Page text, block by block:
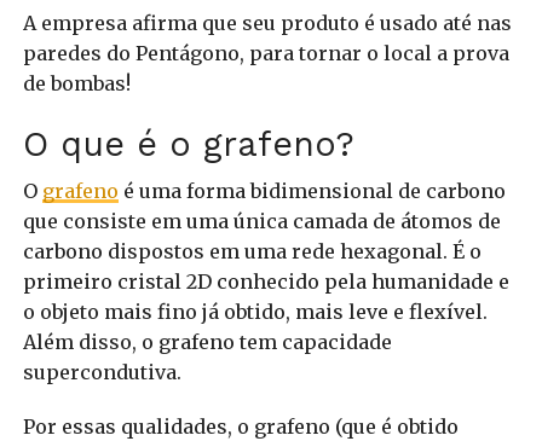
A empresa afirma que seu produto é usado até nas
paredes do Pentágono, para tornar o local a prova
de bombas!
O que é o grafeno?
O grafeno é uma forma bidimensional de carbono
que consiste em uma única camada de átomos de
carbono dispostos em uma rede hexagonal. É o
primeiro cristal 2D conhecido pela humanidade e
o objeto mais fino já obtido, mais leve e flexível.
Além disso, o grafeno tem capacidade
supercondutiva.
Por essas qualidades, o grafeno (que é obtido